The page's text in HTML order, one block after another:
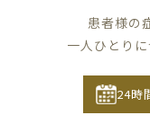
患者様の
一人ひとり
24時